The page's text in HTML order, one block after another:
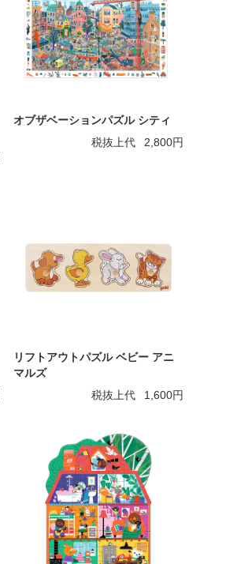
オブザベーションパズル シティ
税抜上代
2,800円
リフトアウトパズル ベビー アニ
マルズ
税抜上代
1,600円